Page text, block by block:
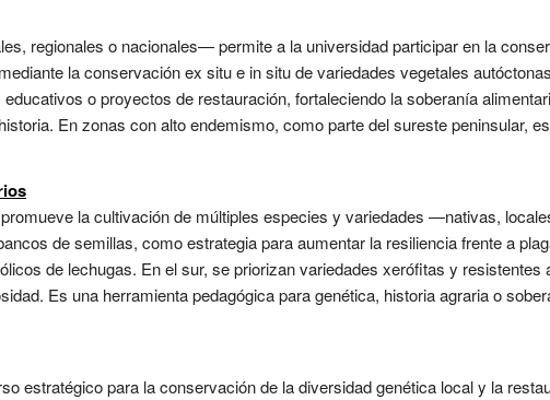
regionales o nacionales— permite a la universidad participar en la
la conservación ex situ e in situ de variedades vegetales
o proyectos de restauración, fortaleciendo la soberanía
En zonas con alto endemismo, como parte del sureste peninsular,
la cultivación de múltiples especies y variedades —nativas,
de semillas, como estrategia para aumentar la resiliencia frente a
de lechugas. En el sur, se priorizan variedades xerófitas y resistentes
Es una herramienta pedagógica para genética, historia agraria o
estratégico para la conservación de la diversidad genética local y la